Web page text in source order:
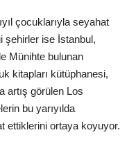
çocuklarıyla seyahat
şehirler ise İstanbul,
Münihte bulunan
kitapları kütüphanesi,
artış görülen Los
bu yarıyılda
ettiklerini ortaya koyuyor.